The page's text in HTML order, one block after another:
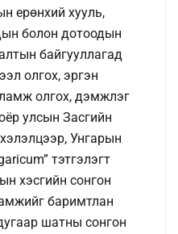
ерөнхий хууль,
болон дотоодын
байгууллагад
олгох, эргэн
олгох, дэмжлэг
улсын Засгийн
Унгарын
тэтгэлэгт
хэсгийн сонгон
баримтлан
шатны сонгон